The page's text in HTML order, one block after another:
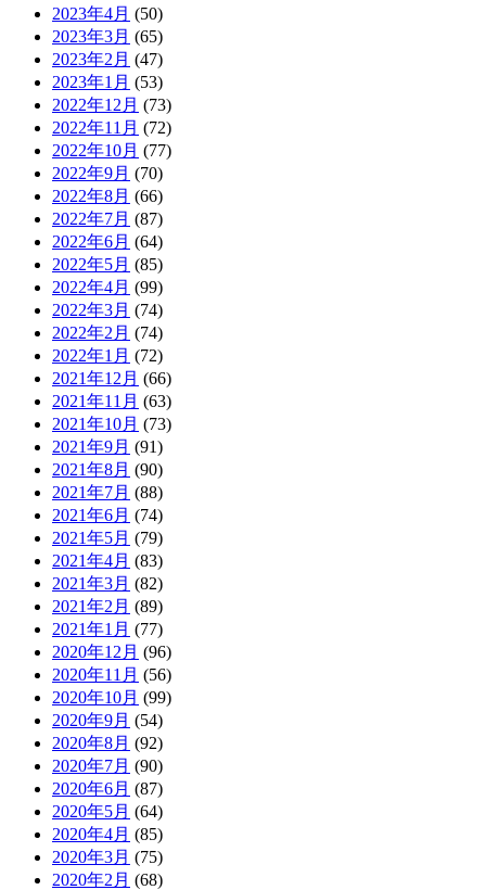
2023年4月 (50)
2023年3月 (65)
2023年2月 (47)
2023年1月 (53)
2022年12月 (73)
2022年11月 (72)
2022年10月 (77)
2022年9月 (70)
2022年8月 (66)
2022年7月 (87)
2022年6月 (64)
2022年5月 (85)
2022年4月 (99)
2022年3月 (74)
2022年2月 (74)
2022年1月 (72)
2021年12月 (66)
2021年11月 (63)
2021年10月 (73)
2021年9月 (91)
2021年8月 (90)
2021年7月 (88)
2021年6月 (74)
2021年5月 (79)
2021年4月 (83)
2021年3月 (82)
2021年2月 (89)
2021年1月 (77)
2020年12月 (96)
2020年11月 (56)
2020年10月 (99)
2020年9月 (54)
2020年8月 (92)
2020年7月 (90)
2020年6月 (87)
2020年5月 (64)
2020年4月 (85)
2020年3月 (75)
2020年2月 (68)